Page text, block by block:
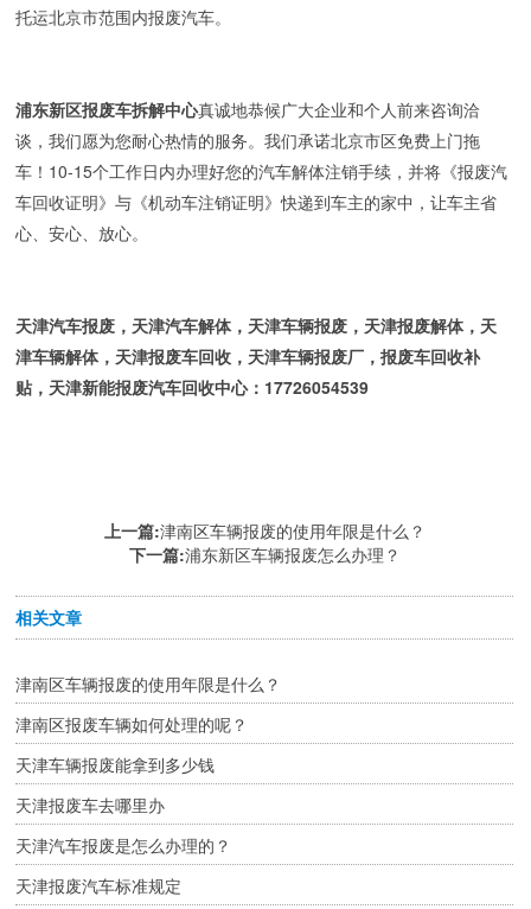
托运北京市范围内报废汽车。
浦东新区报废车拆解中心真诚地恭候广大企业和个人前来咨询洽
谈，我们愿为您耐心热情的服务。我们承诺北京市区免费上门拖
车！10-15个工作日内办理好您的汽车解体注销手续，并将《报废汽
车回收证明》与《机动车注销证明》快递到车主的家中，让车主省
心、安心、放心。
天津汽车报废，天津汽车解体，天津车辆报废，天津报废解体，天
津车辆解体，天津报废车回收，天津车辆报废厂，报废车回收补
贴，天津新能报废汽车回收中心：17726054539
上一篇:津南区车辆报废的使用年限是什么？
下一篇:浦东新区车辆报废怎么办理？
相关文章
津南区车辆报废的使用年限是什么？
津南区报废车辆如何处理的呢？
天津车辆报废能拿到多少钱
天津报废车去哪里办
天津汽车报废是怎么办理的？
天津报废汽车标准规定